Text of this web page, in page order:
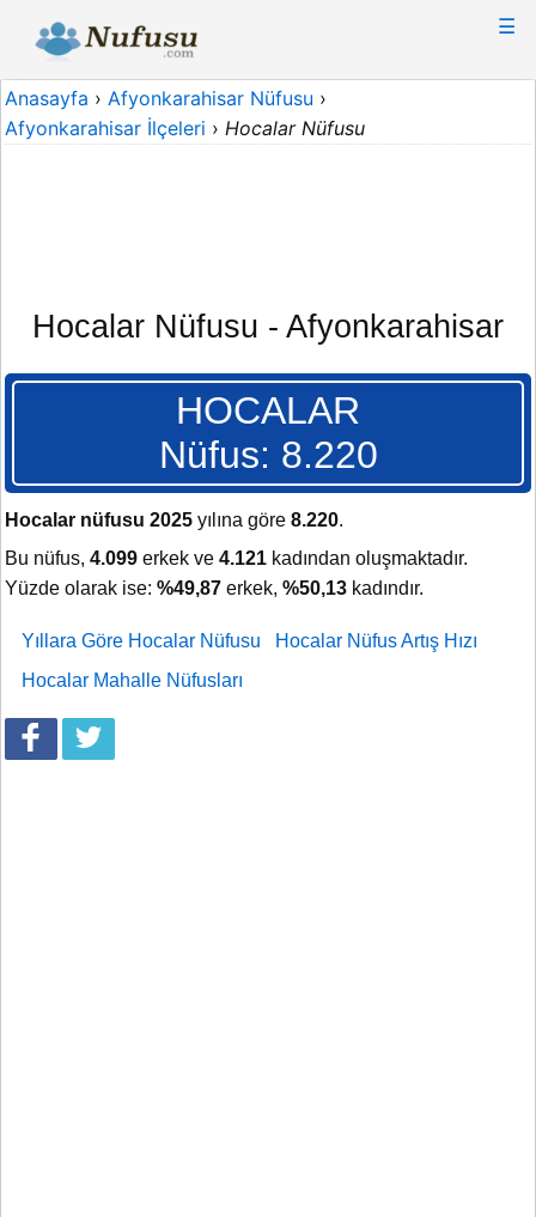
☰
Anasayfa › Afyonkarahisar Nüfusu ›
Afyonkarahisar İlçeleri › Hocalar Nüfusu
Hocalar Nüfusu - Afyonkarahisar
HOCALAR
Nüfus: 8.220
Hocalar nüfusu 2025 yılına göre 8.220.
Bu nüfus, 4.099 erkek ve 4.121 kadından oluşmaktadır.
Yüzde olarak ise: %49,87 erkek, %50,13 kadındır.
Yıllara Göre Hocalar Nüfusu
Hocalar Nüfus Artış Hızı
Hocalar Mahalle Nüfusları